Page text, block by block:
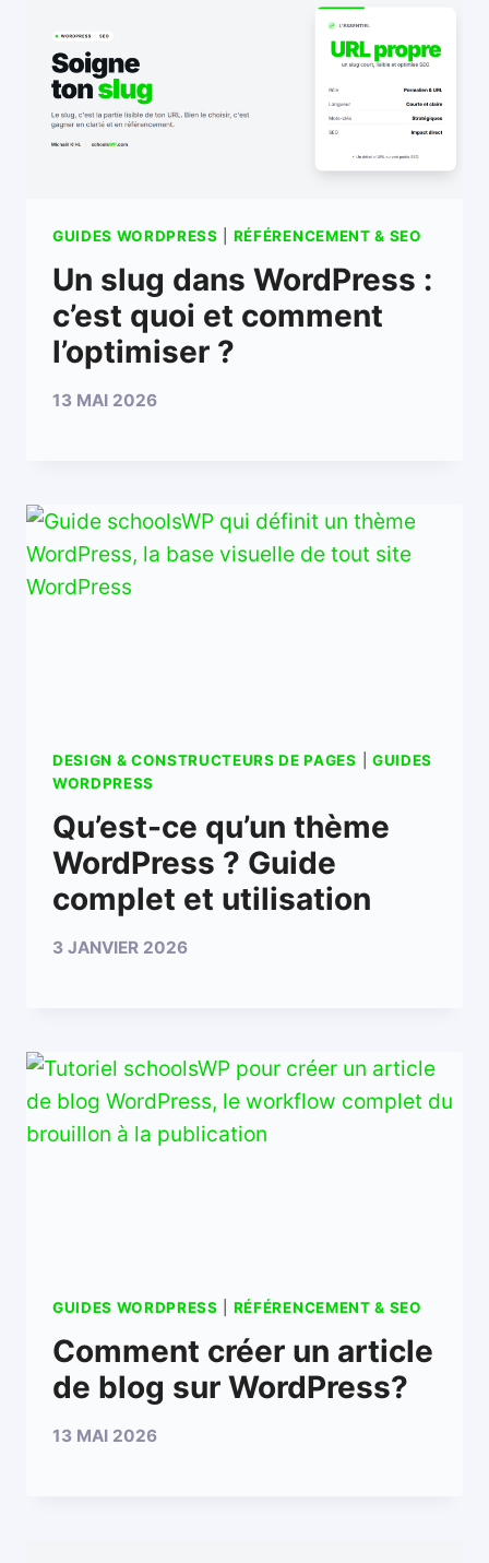
GUIDES WORDPRESS RÉFÉRENCEMENT & SEO
Un slug dans WordPress :
c’est quoi et comment
l’optimiser ?
13 MAI 2026
DESIGN & CONSTRUCTEURS DE PAGES
GUIDES
WORDPRESS
Qu’est-ce qu’un thème
WordPress ? Guide
complet et utilisation
3 JANVIER 2026
GUIDES WORDPRESS RÉFÉRENCEMENT & SEO
Comment créer un article
de blog sur WordPress?
13 MAI 2026